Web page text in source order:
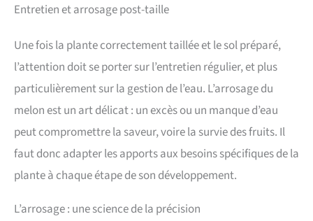
Entretien et arrosage post-taille
Une fois la plante correctement taillée et le sol préparé,
l’attention doit se porter sur l’entretien régulier, et plus
particulièrement sur la gestion de l’eau. L’arrosage du
melon est un art délicat : un excès ou un manque d’eau
peut compromettre la saveur, voire la survie des fruits. Il
faut donc adapter les apports aux besoins spécifiques de la
plante à chaque étape de son développement.
L’arrosage : une science de la précision